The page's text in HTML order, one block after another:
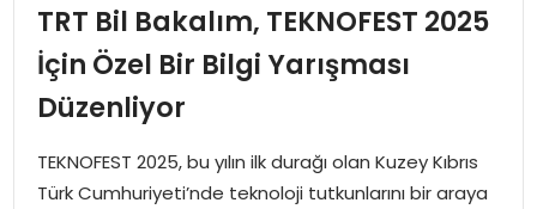
DÜNYA
SPOR
TEKNOLOJI
TRT Bil Bakalım, TEKNOFEST 2025
İçin Özel Bir Bilgi Yarışması
Düzenliyor
TEKNOFEST 2025, bu yılın ilk durağı olan Kuzey Kıbrıs
Türk Cumhuriyeti’nde teknoloji tutkunlarını bir araya